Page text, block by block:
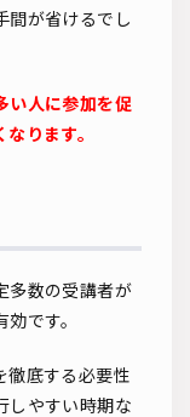
間が省けるでし
い人に参加を促
ります。
多数の受講者が
です。
徹底する必要性
しやすい時期な